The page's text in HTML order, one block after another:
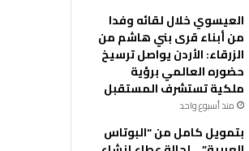
العيسوي خلال لقائه وفدا
من أبناء قرى بني هاشم من
الزرقاء: الأردن يواصل ترسيخ
حضوره العالمي برؤية
ملكية تستشرف المستقبل
منذ أسبوع واحد
بتمويل كامل من “البوتاس